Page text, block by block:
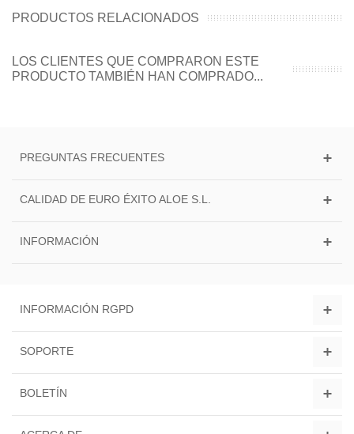
PRODUCTOS RELACIONADOS
LOS CLIENTES QUE COMPRARON ESTE
PRODUCTO TAMBIÉN HAN COMPRADO...
PREGUNTAS FRECUENTES
CALIDAD DE EURO ÉXITO ALOE S.L.
INFORMACIÓN
INFORMACIÓN RGPD
SOPORTE
BOLETÍN